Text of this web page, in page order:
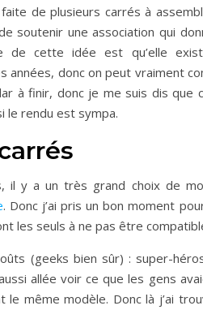
de plusieurs carrés à
soutenir une association qui
de cette idée est qu’elle
années, donc on peut vraiment
à finir, donc je me suis dis que
le rendu est sympa.
il y a un très grand choix de
. Donc j’ai pris un bon moment
les seuls à ne pas être
(geeks bien sûr) : super-
allée voir ce que les gens
le même modèle. Donc là j’ai